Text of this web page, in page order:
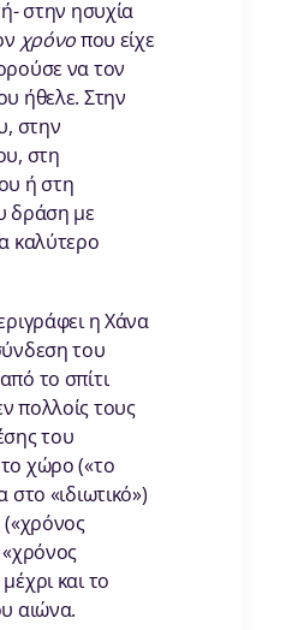
στην ησυχία
χρόνοπου είχε
να τον
ήθελε. Στην
στην
στη
ή στη
δράση με
καλύτερο
η Χάνα
του
το σπίτι
πολλοίς τους
του
χώρο («το
στο «ιδιωτικό»)
(«χρόνος
«χρόνος
και το
αιώνα.